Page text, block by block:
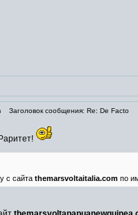
Заголовок сообщения: Re: De Facto
с сайта themarsvoltaitalia.comпо